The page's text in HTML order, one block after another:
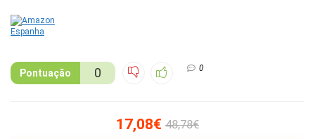
Pontuação 0 0
17,08€ 48,78€